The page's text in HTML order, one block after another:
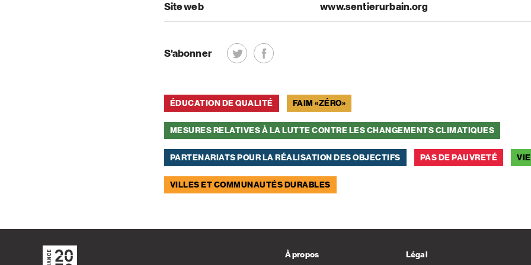
Site web www.sentierurbain.org
S'abonner
ÉDUCATION DE QUALITÉ FAIM «ZÉRO»
MESURES RELATIVES À LA LUTTE CONTRE LES CHANGEMENTS CLIMATIQUES
PARTENARIATS POUR LA RÉALISATION DES OBJECTIFS PAS DE PAUVRETÉ
VILLES ET COMMUNAUTÉS DURABLES
À propos Légal